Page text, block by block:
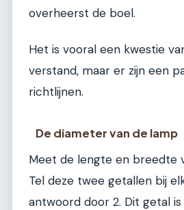
overheerst de boel.
Het is vooral een kwestie
verstand, maar er zijn een
richtlijnen.
De diameter van de lamp
Meet de lengte en breedte
Tel deze twee getallen bij
antwoord door 2. Dit getal